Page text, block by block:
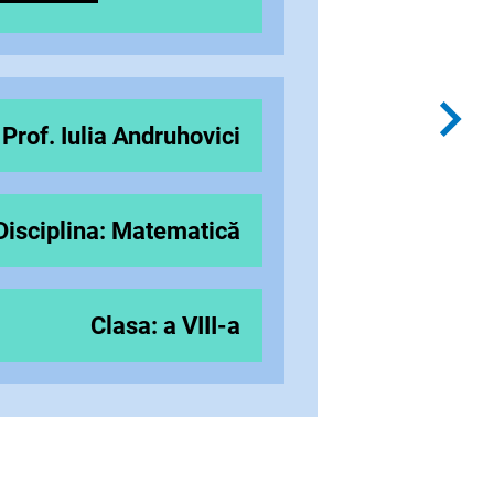
Prof. Iulia Andruhovici
Matematică
Clasa: a VIII-a